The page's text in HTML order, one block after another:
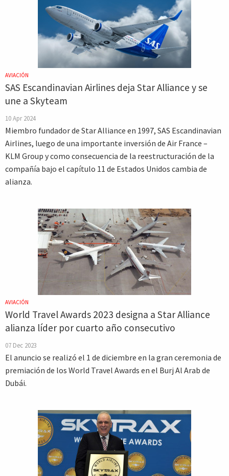
AVIACIÓN
SAS Escandinavian Airlines deja Star Alliance y se
une a Skyteam
10 Apr 2024
Miembro fundador de Star Alliance en 1997, SAS Escandinavian
Airlines, luego de una importante inversión de Air France –
KLM Group y como consecuencia de la reestructuración de la
compañía bajo el capítulo 11 de Estados Unidos cambia de
alianza.
AVIACIÓN
World Travel Awards 2023 designa a Star Alliance
alianza líder por cuarto año consecutivo
07 Dec 2023
El anuncio se realizó el 1 de diciembre en la gran ceremonia de
premiación de los World Travel Awards en el Burj Al Arab de
Dubái.